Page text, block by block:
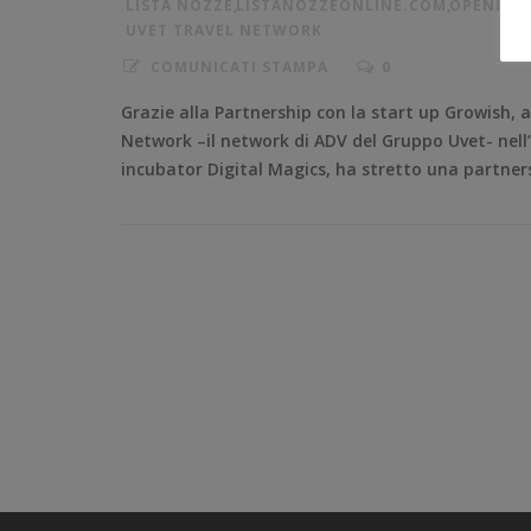
Grazie alla Partnership con la start up Growish,
Network –il network di ADV del Gruppo Uvet-
incubator Digital Magics, ha stretto una